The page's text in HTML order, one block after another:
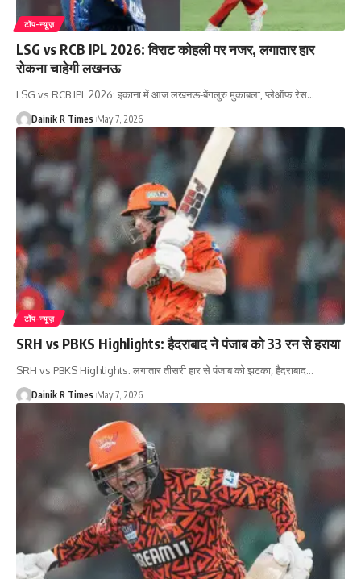
टॉप-न्यूज़
LSG vs RCB IPL 2026: विराट कोहली पर नजर, लगातार हार
रोकना चाहेगी लखनऊ
LSG vs RCB IPL 2026: इकाना में आज लखनऊ-बेंगलुरु मुकाबला, प्लेऑफ रेस…
Dainik R Times May 7, 2026
टॉप-न्यूज़
SRH vs PBKS Highlights: हैदराबाद ने पंजाब को 33 रन से हराया
SRH vs PBKS Highlights: लगातार तीसरी हार से पंजाब को झटका, हैदराबाद…
Dainik R Times May 7, 2026